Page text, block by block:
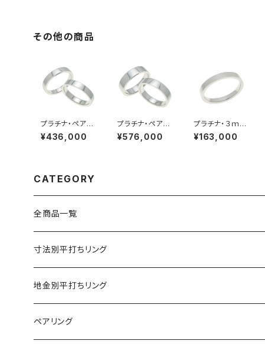
その他の商品
プラチナ・ペアリ
ング・４ｍｍ幅・
平打ちリング
¥436,000
プラチナ・ペアリ
ング・５ｍｍ幅・
平打ちリング
¥576,000
プラチナ・３ｍｍ
幅・平打ちリング
¥163,000
CATEGORY
全商品一覧
寸法別平打ちリング
2mm幅
3mm幅
地金別平打ちリング
プラチナ９００
ペアリング